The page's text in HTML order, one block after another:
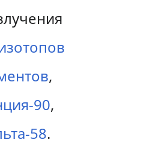
,
90,
58.